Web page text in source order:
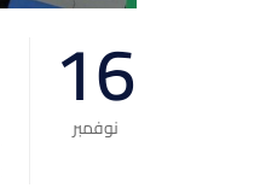
16
نوفمبر